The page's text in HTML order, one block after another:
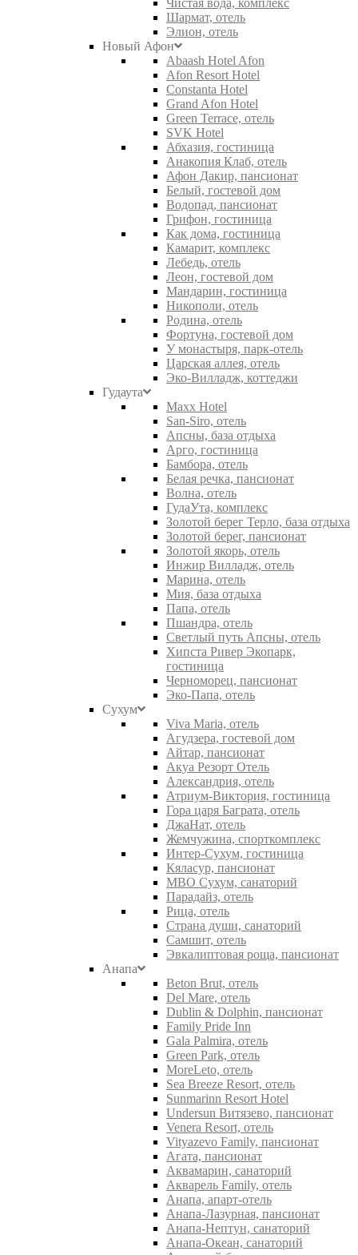
Чистая вода, комплекс
Шармат, отель
Элион, отель
Новый Афон
Abaash Hotel Afon
Afon Resort Hotel
Constanta Hotel
Grand Afon Hotel
Green Terrace, отель
SVK Hotel
Абхазия, гостиница
Анакопия Клаб, отель
Афон Дакир, пансионат
Белый, гостевой дом
Водопад, пансионат
Грифон, гостиница
Как дома, гостиница
Камарит, комплекс
Лебедь, отель
Леон, гостевой дом
Мандарин, гостиница
Никополи, отель
Родина, отель
Фортуна, гостевой дом
У монастыря, парк-отель
Царская аллея, отель
Эко-Вилладж, коттеджи
Гудаута
Maxx Hotel
San-Siro, отель
Апсны, база отдыха
Арго, гостиница
Бамбора, отель
Белая речка, пансионат
Волна, отель
ГудаУта, комплекс
Золотой берег Терло, база отдыха
Золотой берег, пансионат
Золотой якорь, отель
Инжир Вилладж, отель
Марина, отель
Мия, база отдыха
Папа, отель
Пшандра, отель
Светлый путь Апсны, отель
Хипста Ривер Экопарк,
гостиница
Черноморец, пансионат
Эко-Папа, отель
Сухум
Viva Maria, отель
Агудзера, гостевой дом
Айтар, пансионат
Акуа Резорт Отель
Александрия, отель
Атриум-Виктория, гостиница
Гора царя Баграта, отель
ДжаНат, отель
Жемчужина, спорткомплекс
Интер-Сухум, гостиница
Кяласур, пансионат
МВО Сухум, санаторий
Парадайз, отель
Рица, отель
Страна души, санаторий
Самшит, отель
Эвкалиптовая роща, пансионат
Анапа
Beton Brut, отель
Del Mare, отель
Dublin & Dolphin, пансионат
Family Pride Inn
Gala Palmira, отель
Green Park, отель
MoreLeto, отель
Sea Breeze Resort, отель
Sunmarinn Resort Hotel
Undersun Витязево, пансионат
Venera Resort, отель
Vityazevo Family, пансионат
Агата, пансионат
Аквамарин, санаторий
Акварель Family, отель
Анапа, апарт-отель
Анапа-Лазурная, пансионат
Анапа-Нептун, санаторий
Анапа-Океан, санаторий